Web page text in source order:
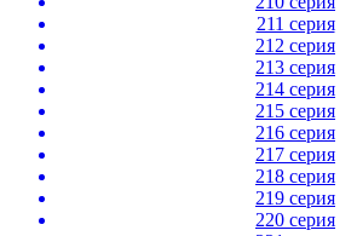
211 серия
212 серия
213 серия
214 серия
215 серия
216 серия
217 серия
218 серия
219 серия
220 серия